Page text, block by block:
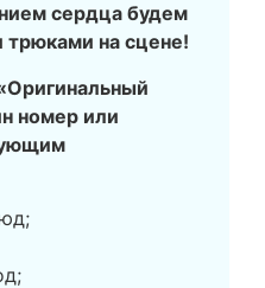
сердца будем
на сцене!
номер или